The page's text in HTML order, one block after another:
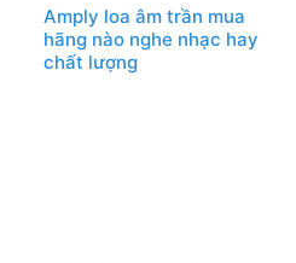
Amply loa âm trần mua
hãng nào nghe nhạc hay
chất lượng